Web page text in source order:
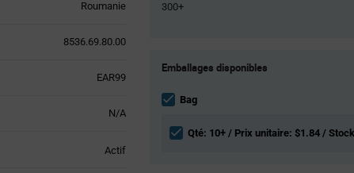
Roumanie
8536.69.80.00
EAR99
N/A
Actif
300+
Variant
section
Emballages disponibles
Bag
Qté: 10+ / Prix unitaire: $1.84 /